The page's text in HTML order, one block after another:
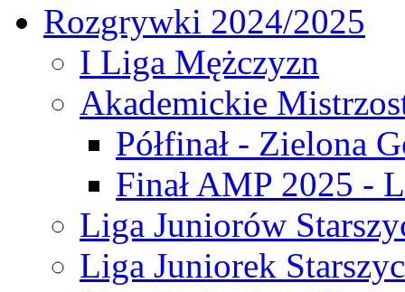
Rozgrywki 2024/2025
I Liga Mężczyzn
Akademickie
Półfinał - Zielona
Finał AMP 2025 -
Liga Juniorów
Liga Juniorek